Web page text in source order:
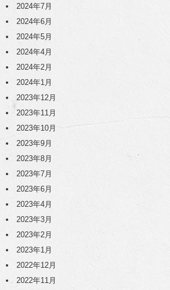
2024年7月
2024年6月
2024年5月
2024年4月
2024年2月
2024年1月
2023年12月
2023年11月
2023年10月
2023年9月
2023年8月
2023年7月
2023年6月
2023年4月
2023年3月
2023年2月
2023年1月
2022年12月
2022年11月